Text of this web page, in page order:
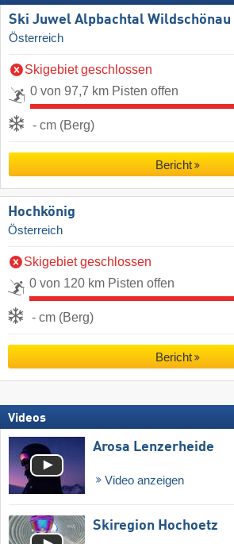
Ski Juwel Alpbachtal Wildschönau
Österreich
Skigebiet geschlossen
0 von 97,7 km Pisten offen
- cm (Berg)
Bericht
Hochkönig
Österreich
Skigebiet geschlossen
0 von 120 km Pisten offen
- cm (Berg)
Bericht
Videos
Arosa Lenzerheide
Video anzeigen
Skiregion Hochoetz